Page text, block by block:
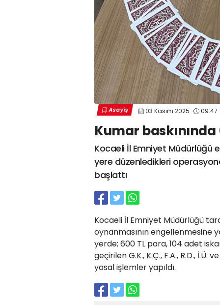
Asayiş 03 Kasım 2025 09:47
Kumar
Kocaeli İl Emniyet Müdürlüğü
yere düzenledikleri
başlattı
Kocaeli İl Emniyet Müdürlüğü
oynanmasının engellenmesine
yerde; 600 TL para, 104 adet
geçirilen G.K., K.Ç., F.A., R.D.,
yasal işlemler yapıldı.